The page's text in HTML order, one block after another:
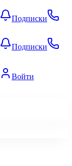
Подписки
Подписки
Войти